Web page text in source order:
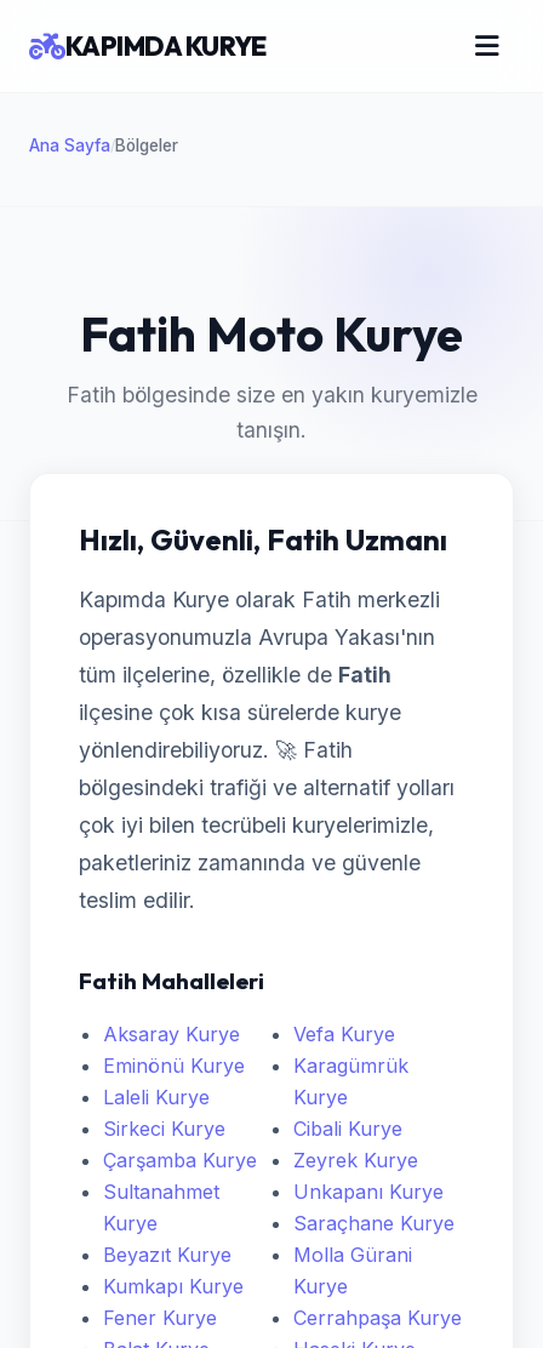
Ana Sayfa/Bölgeler
KAPIMDA KURYE
Fatih Moto Kurye
Fatih bölgesinde size en yakın kuryemizle
tanışın.
Hızlı, Güvenli, Fatih Uzmanı
Kapımda Kurye olarak Fatih merkezli
operasyonumuzla Avrupa Yakası'nın
tüm ilçelerine, özellikle de Fatih
ilçesine çok kısa sürelerde kurye
yönlendirebiliyoruz. 🚀 Fatih
bölgesindeki trafiği ve alternatif yolları
çok iyi bilen tecrübeli kuryelerimizle,
paketleriniz zamanında ve güvenle
teslim edilir.
Fatih Mahalleleri
Aksaray Kurye
Eminönü Kurye
Laleli Kurye
Sirkeci Kurye
Çarşamba Kurye
Sultanahmet
Kurye
Beyazıt Kurye
Kumkapı Kurye
Fener Kurye
Vefa Kurye
Karagümrük
Kurye
Cibali Kurye
Zeyrek Kurye
Unkapanı Kurye
Saraçhane Kurye
Molla Gürani
Kurye
Cerrahpaşa Kurye